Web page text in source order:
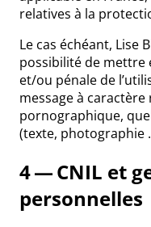
relatives à la
Le cas échéant, Lise
possibilité de mettre
et/ou pénale de
message à
pornographique,
(texte, photographie
4 — CNIL et
personnelles